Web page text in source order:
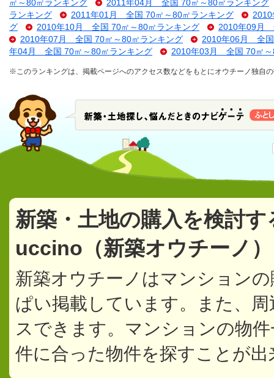
㎡～80㎡ランキング
2011年04月 全国 70㎡～80㎡ランキング
ランキング
2011年01月 全国 70㎡～80㎡ランキング
グ
2010年10月 全国 70㎡～80㎡ランキング
2010年09月
2010年07月 全国 70㎡～80㎡ランキング
2010年06月 全国
年04月 全国 70㎡～80㎡ランキング
2010年03月 全国 70㎡～
※このランキングは、掲載ページへのアクセス数などをもとにオウチーノ独自
新築・土地の購入を検討
uccino（新築オウチーノ
新築オウチーノはマンション
ぱい掲載しています。また、
スできます。マンションの物
件に合った物件を探すことが出